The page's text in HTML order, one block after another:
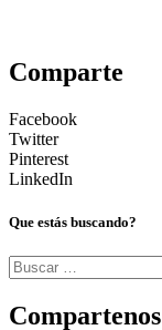
Comparte
Facebook
Twitter
Pinterest
LinkedIn
Que estás buscando?
Buscar:
Compartenos